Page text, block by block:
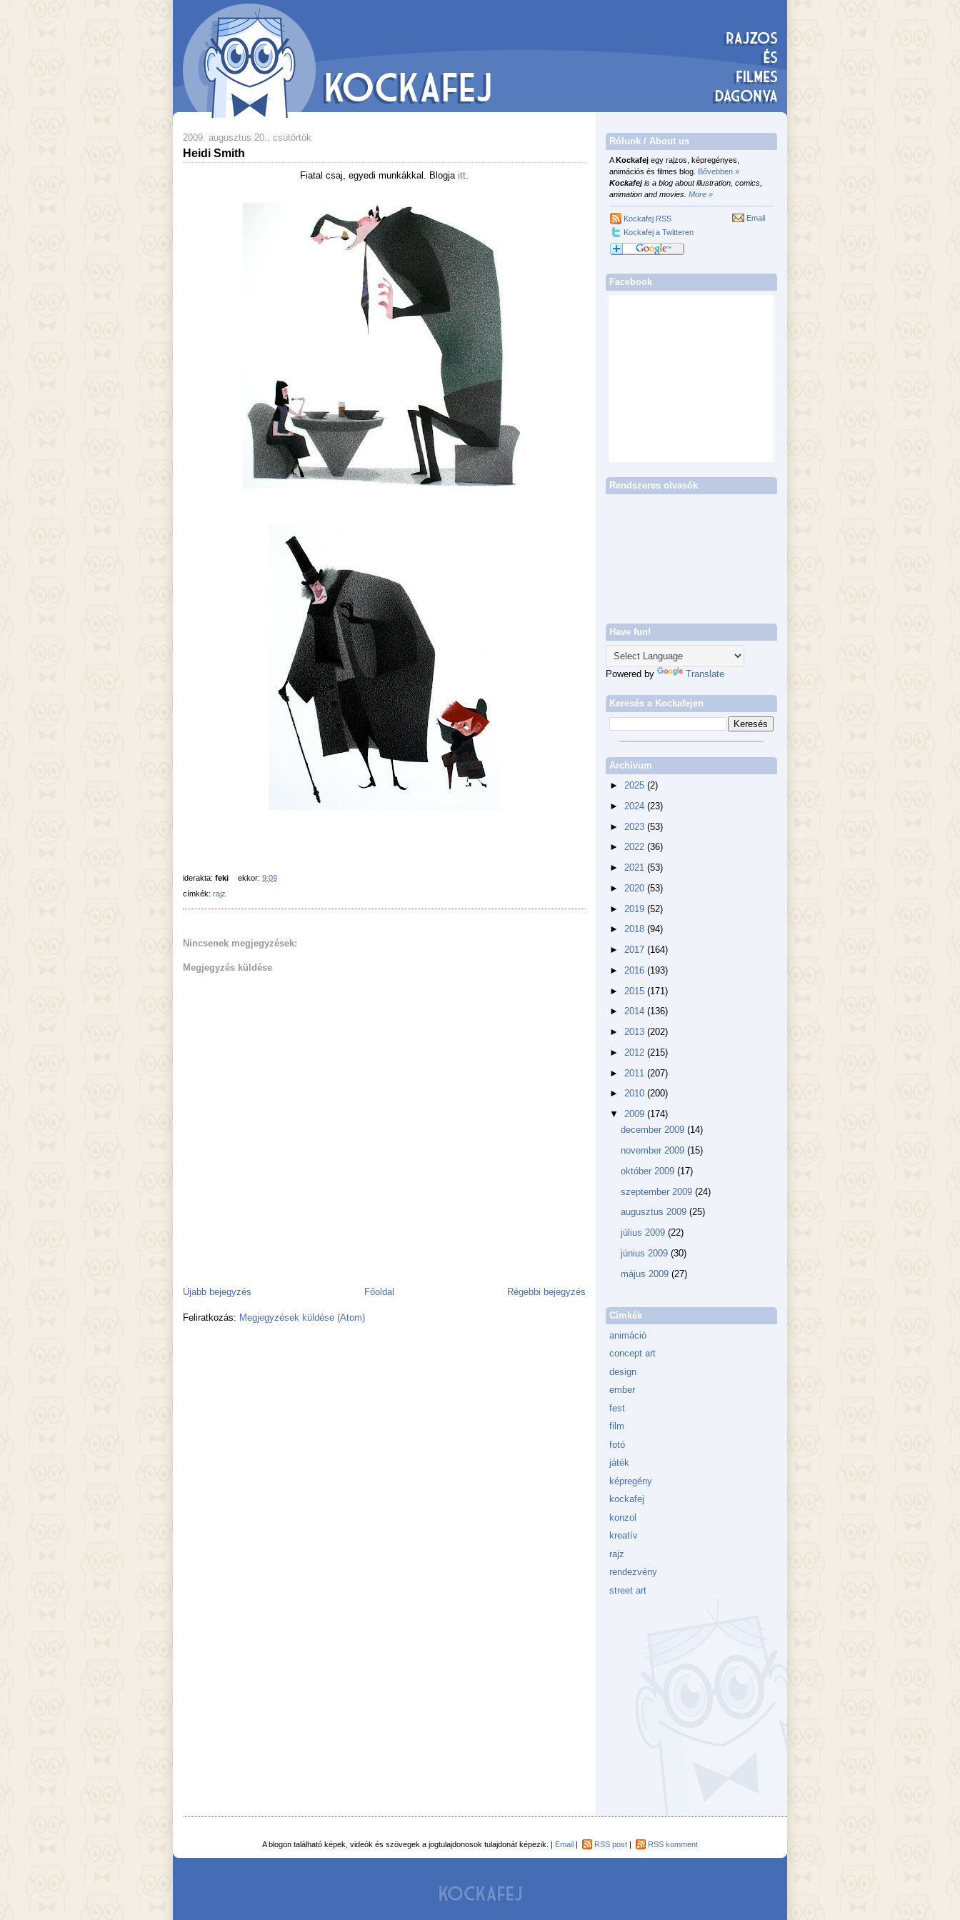
2009. augusztus 20., csütörtök
Heidi Smith
Fiatal csaj, egyedi munkákkal. Blogja itt
iderakta: feki ekkor: 9:09
címkék: rajz
Nincsenek megjegyzések:
Megjegyzés küldése
Újabb bejegyzés Régebbi bejegyzés
Főoldal
Feliratkozás: Megjegyzések küldése (Atom)
Rólunk / About us
AKockafej egy rajzos, képregényes,
animációs és filmes blog. Bővebben »
Kockafejis a blog about illustration, comics,
animation and movies. More »
Kockafej RSS
Kockafej a Twitteren
Email
Facebook
Rendszeres olvasók
Have fun!
Powered by Translate
Keresés a Kockafejen
Archívum
► 2025 (2)
► 2024 (23)
► 2023 (53)
► 2022 (36)
► 2021 (53)
► 2020 (53)
► 2019 (52)
► 2018 (94)
► 2017 (164)
► 2016 (193)
► 2015 (171)
► 2014 (136)
► 2013 (202)
► 2012 (215)
► 2011 (207)
► 2010 (200)
▼ 2009 (174)
december 2009 (14)
november 2009 (15)
október 2009 (17)
szeptember 2009 (24)
augusztus 2009 (25)
július 2009 (22)
június 2009 (30)
május 2009 (27)
Címkék
animáció
concept art
design
ember
fest
film
fotó
játék
képregény
kockafej
konzol
kreatív
rajz
rendezvény
street art
A blogon található képek, videók és szövegek a jogtulajdonosok tulajdonát képezik. | Email RSS post RSS komment